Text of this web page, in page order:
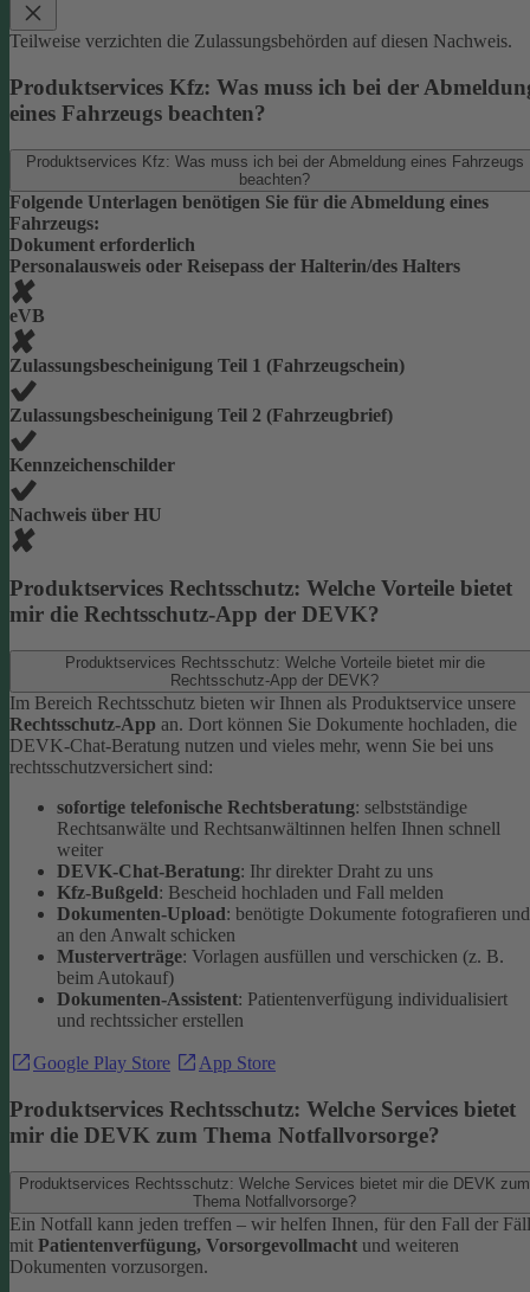
Teilweise verzichten die Zulassungsbehörden auf diesen Nachweis.
Produktservices Kfz: Was muss ich bei der
eines Fahrzeugs beachten?
Produktservices Kfz: Was muss ich bei der Abmeldung eines Fahrzeugs
beachten?
Folgende Unterlagen benötigen Sie für die Abmeldung eines
Fahrzeugs:
Dokument erforderlich
Personalausweis oder Reisepass der Halterin/des Halters
eVB
Zulassungsbescheinigung Teil 1 (Fahrzeugschein)
Zulassungsbescheinigung Teil 2 (Fahrzeugbrief)
Kennzeichenschilder
Nachweis über HU
Produktservices Rechtsschutz: Welche Vorteile bietet
mir die Rechtsschutz-App der DEVK?
Produktservices Rechtsschutz: Welche Vorteile bietet mir die
Rechtsschutz-App der DEVK?
Im Bereich Rechtsschutz bieten wir Ihnen als Produktservice unsere
Rechtsschutz-App an. Dort können Sie Dokumente hochladen, die
DEVK-Chat-Beratung nutzen und vieles mehr, wenn Sie bei uns
rechtsschutzversichert sind:
sofortige telefonische Rechtsberatung: selbstständige
Rechtsanwälte und Rechtsanwältinnen helfen Ihnen schnell
weiter
DEVK-Chat-Beratung: Ihr direkter Draht zu uns
Kfz-Bußgeld: Bescheid hochladen und Fall melden
Dokumenten-Upload: benötigte Dokumente fotografieren und
an den Anwalt schicken
Musterverträge: Vorlagen ausfüllen und verschicken (z. B.
beim Autokauf)
Dokumenten-Assistent: Patientenverfügung individualisiert
und rechtssicher erstellen
Google Play Store App Store
Produktservices Rechtsschutz: Welche Services bietet
mir die DEVK zum Thema Notfallvorsorge?
Produktservices Rechtsschutz: Welche Services bietet mir die DEVK zum
Thema Notfallvorsorge?
Ein Notfall kann jeden treffen – wir helfen Ihnen, für den Fall der
mit Patientenverfügung, Vorsorgevollmacht und weiteren
Dokumenten vorzusorgen.